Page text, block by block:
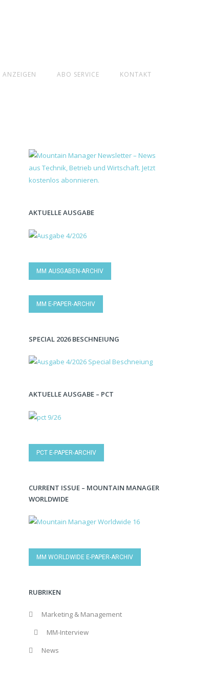
ANZEIGEN ABO SERVICE KONTAKT
AKTUELLE AUSGABE
MM AUSGABEN-ARCHIV
MM E-PAPER-ARCHIV
SPECIAL 2026 BESCHNEIUNG
AKTUELLE AUSGABE – PCT
PCT E-PAPER-ARCHIV
CURRENT ISSUE – MOUNTAIN MANAGER
WORLDWIDE
MM WORLDWIDE E-PAPER-ARCHIV
RUBRIKEN
Marketing & Management
MM-Interview
News